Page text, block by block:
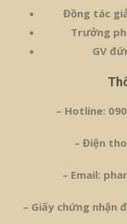
Đồng tác
Trưởng
GV
– Hotline:
– Điện
– Email:
– Giấy chứng nhận